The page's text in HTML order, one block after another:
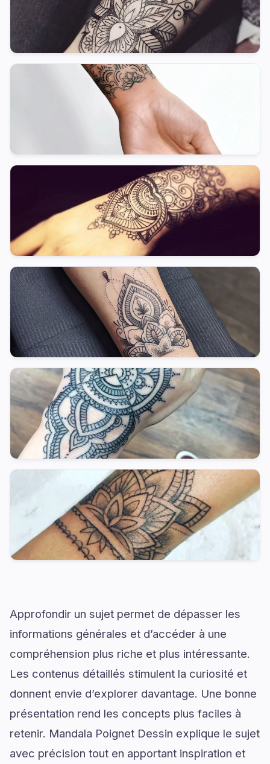
Approfondir un sujet permet de dépasser les
informations générales et d’accéder à une
compréhension plus riche et plus intéressante.
Les contenus détaillés stimulent la curiosité et
donnent envie d’explorer davantage. Une bonne
présentation rend les concepts plus faciles à
retenir. Mandala Poignet Dessin explique le sujet
avec précision tout en apportant inspiration et